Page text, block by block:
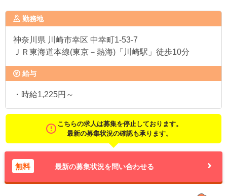
勤務地
神奈川県 川崎市幸区 中幸町1-53-7
ＪＲ東海道本線(東京－熱海)「川崎駅」徒歩10分
給与
・時給1,225円～
こちらの求人は募集を停止しております。
最新の募集状況の確認も承ります。
無料 最新の募集状況を問い合わせる